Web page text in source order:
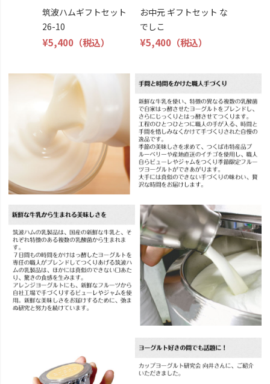
筑波ハムギフトセット
26-10
¥5,400 （税込）
お中元 ギフトセット な
でしこ
¥5,400 （税込）